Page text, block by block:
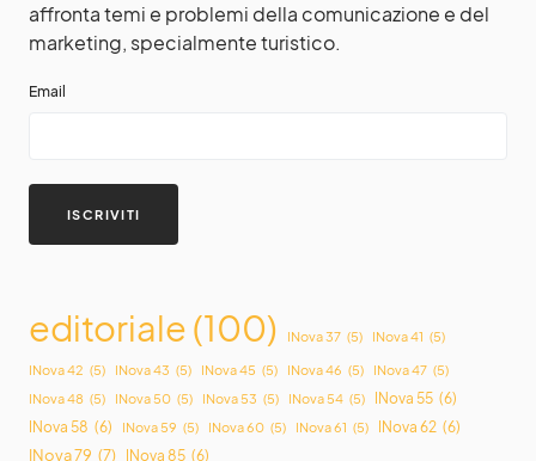
affronta temi e problemi della comunicazione e del
marketing, specialmente turistico.
Email
editoriale(100) INova 37 (5) INova 41 (5)
INova 42 (5) INova 43 (5) INova 45 (5) INova 46 (5) INova 47 (5)
INova 48 (5) INova 50 (5) INova 53 (5) INova 54 (5) INova 55 (6)
INova 58 (6) INova 59 (5) INova 60 (5) INova 61 (5) INova 62 (6)
INova 79 (7) INova 85 (6)